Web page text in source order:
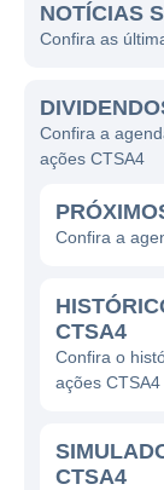
NOTÍCIAS
Confira as
Confira a
ações CTSA4
Confira a
CTSA4
Confira o
ações CTSA4
CTSA4